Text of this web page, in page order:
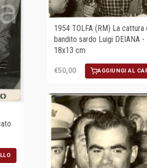
1954 TOLFA (RM) La cattura
bandito sardo Luigi DEIANA -
18x13 cm
€50,00 AGGIUNGI AL